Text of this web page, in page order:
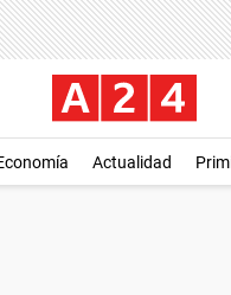
Actualidad